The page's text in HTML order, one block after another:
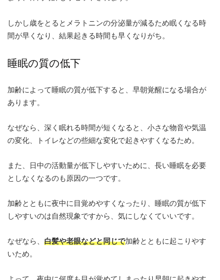
しかし歳をとるとメラトニンの分泌量が減るため眠くなる時
間が早くなり、結果起きる時間も早くなりがち。
睡眠の質の低下
加齢によって睡眠の質が低下すると、早朝覚醒になる場合が
あります。
なぜなら、深く眠れる時間が短くなると、小さな物音や気温
の変化、トイレなどの些細な変化で起きやすくなるため。
また、日中の活動量が低下しやすいために、長い睡眠を必要
としなくなるのも原因の一つです。
加齢とともに夜中に目覚めやすくなったり、睡眠の質が低下
しやすいのは自然現象ですから、気にしなくていいです。
なぜなら、 白髪や老眼などと同じで加齢とともに起こりやす
いため。